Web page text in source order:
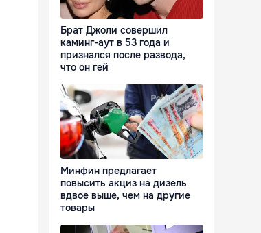
Брат Джоли совершил
каминг-аут в 53 года и
признался после развода,
что он гей
Минфин предлагает
повысить акциз на дизель
вдвое выше, чем на другие
товары